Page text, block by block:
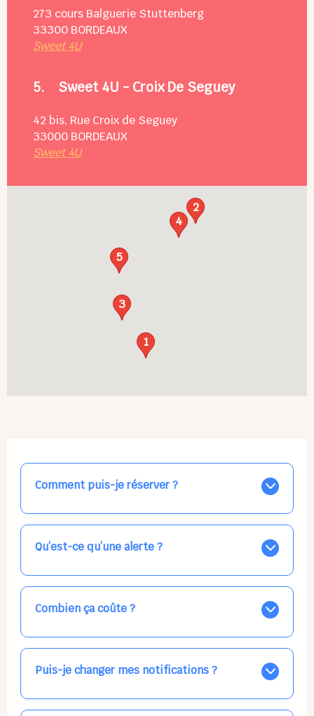
273 cours Balguerie Stuttenberg
33300 BORDEAUX
Sweet 4U
5. Sweet 4U - Croix De Seguey
42 bis, Rue Croix de Seguey
33000 BORDEAUX
Sweet 4U
1
2
3
4
5
Comment puis-je réserver ?
Nos places libres au quotidien sont affichées jour par
jour dans le calendrier ci-dessus, EN BLEU. Tapez sur
celle qui vous intéresse, choisissez vos horaires, et la
confirmation est immédiate ! Vos accueils
Qu’est-ce qu’une alerte ?
Vous avez besoin d'une solution d'accueil pour une
date précise, ou pour un jour régulier dans la semaine,
mais les places disponibles EN BLEU ne correspondent
pas ? Créez une alerte ponctuelle ou récurrente, ainsi
Combien ça coûte ?
Votre accueil est normalement facturé par la direction
de la crèche, en fin de mois, selon votre taux horaire
habituel. N'hésitez pas à confirmer directement avec
l'équipe lors de la prochaine visite !
Puis-je changer mes notifications ?
Dans votre profil (bouton bleu en haut à droite), vous
pouvez choisir de recevoir les alertes et confirmations